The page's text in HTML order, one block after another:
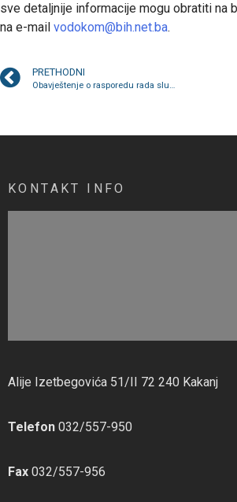
sve detaljnije informacije mogu obratiti na
na e-mail vodokom@bih.net.ba.
PRETHODNI
Obavještenje o rasporedu rada službi tokom 1. marta Dana nezavisnosti BiH
KONTAKT INFO
Alije Izetbegovića 51/II 72 240 Kakanj
Telefon 032/557-950
Fax 032/557-956